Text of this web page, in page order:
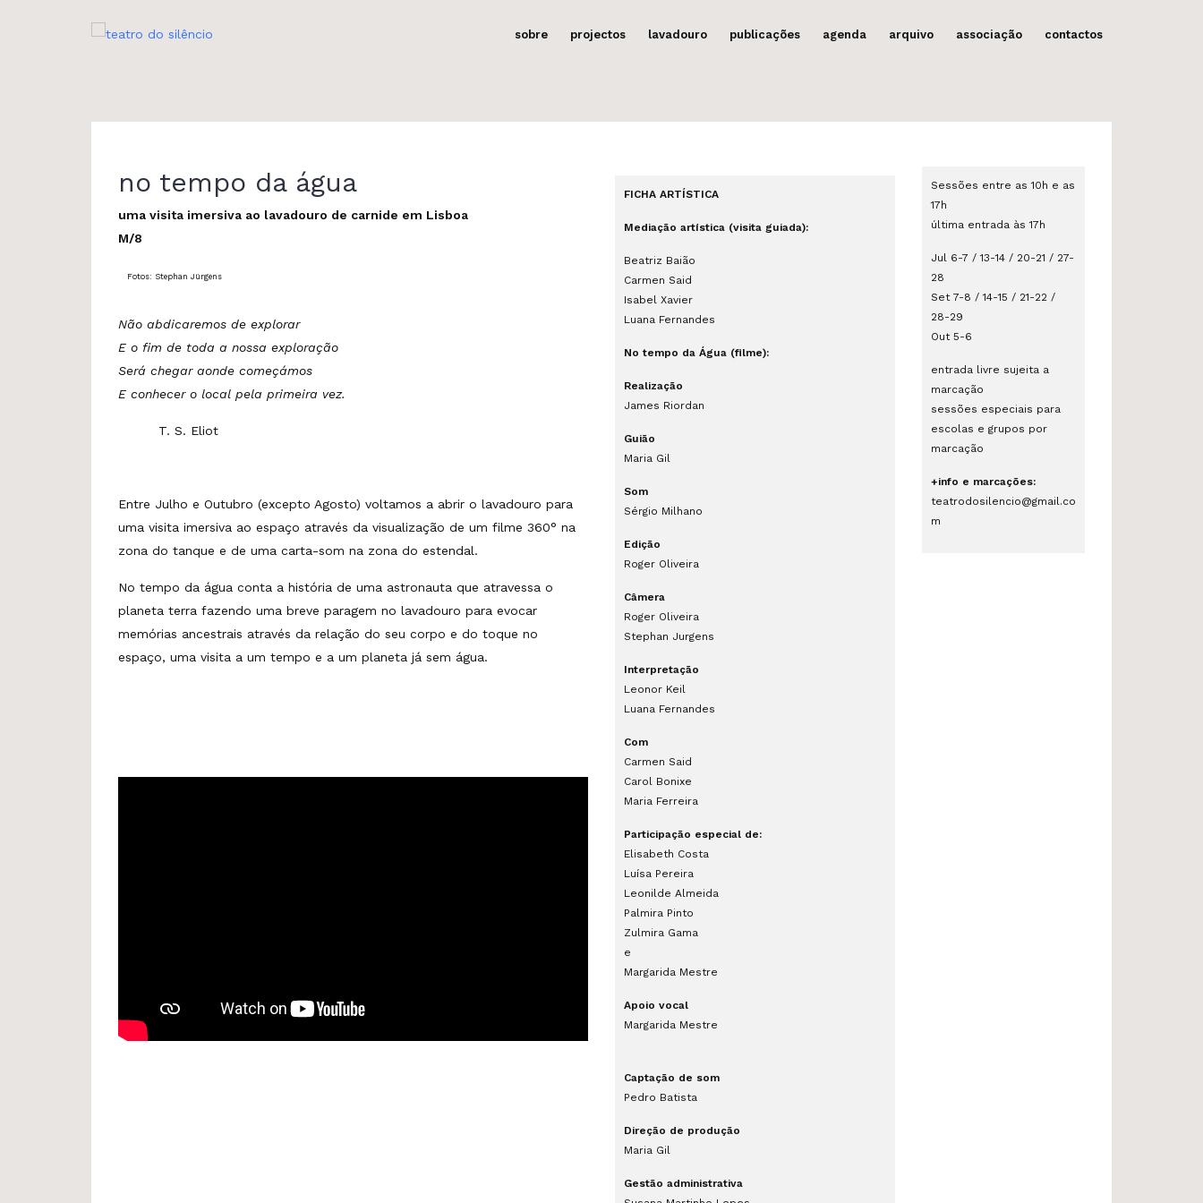
sobre projectos lavadouro publicações agenda arquivo associação contactos
no tempo da água
uma visita imersiva ao lavadouro de carnide em Lisboa
M/8
Fotos: Stephan Jürgens
Não abdicaremos de explorar
E o fim de toda a nossa exploração
Será chegar aonde começámos
E conhecer o local pela primeira vez.
T. S. Eliot
Entre Julho e Outubro (excepto Agosto) voltamos a abrir o lavadouro para
uma visita imersiva ao espaço através da visualização de um filme 360° na
zona do tanque e de uma carta-som na zona do estendal.
No tempo da água conta a história de uma astronauta que atravessa o
planeta terra fazendo uma breve paragem no lavadouro para evocar
memórias ancestrais através da relação do seu corpo e do toque no
espaço, uma visita a um tempo e a um planeta já sem água.
FICHA ARTÍSTICA
Mediação artística (visita guiada):
Beatriz Baião
Carmen Said
Isabel Xavier
Luana Fernandes
No tempo da Água (filme):
Realização
James Riordan
Guião
Maria Gil
Som
Sérgio Milhano
Edição
Roger Oliveira
Câmera
Roger Oliveira
Stephan Jurgens
Interpretação
Leonor Keil
Luana Fernandes
Com
Carmen Said
Carol Bonixe
Maria Ferreira
Participação especial de:
Elisabeth Costa
Luísa Pereira
Leonilde Almeida
Palmira Pinto
Zulmira Gama
e
Margarida Mestre
Apoio vocal
Margarida Mestre
Captação de som
Pedro Batista
Direção de produção
Maria Gil
Gestão administrativa
Sessões entre as 10h e as
17h
última entrada às 17h
Jul 6-7 / 13-14 / 20-21 / 27-
28
Set 7-8 / 14-15 / 21-22 /
28-29
Out 5-6
entrada livre sujeita a
marcação
sessões especiais para
escolas e grupos por
marcação
+info e marcações:
teatrodosilencio@gmail.co
m